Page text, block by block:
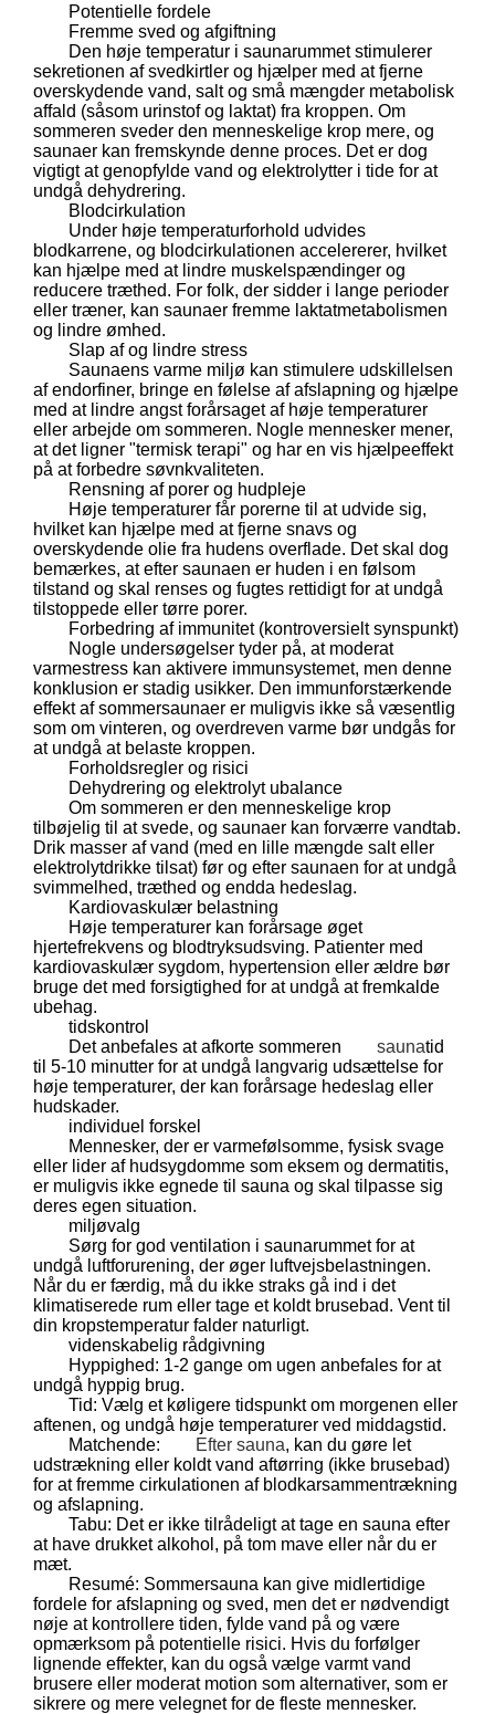
Potentielle fordele
Fremme sved og afgiftning
Den høje temperatur i saunarummet stimulerer
sekretionen af ​​svedkirtler og hjælper med at fjerne
overskydende vand, salt og små mængder metabolisk
affald (såsom urinstof og laktat) fra kroppen. Om
sommeren sveder den menneskelige krop mere, og
saunaer kan fremskynde denne proces. Det er dog
vigtigt at genopfylde vand og elektrolytter i tide for at
undgå dehydrering.
Blodcirkulation
Under høje temperaturforhold udvides
blodkarrene, og blodcirkulationen accelererer, hvilket
kan hjælpe med at lindre muskelspændinger og
reducere træthed. For folk, der sidder i lange perioder
eller træner, kan saunaer fremme laktatmetabolismen
og lindre ømhed.
Slap af og lindre stress
Saunaens varme miljø kan stimulere udskillelsen
af ​​endorfiner, bringe en følelse af afslapning og hjælpe
med at lindre angst forårsaget af høje temperaturer
eller arbejde om sommeren. Nogle mennesker mener,
at det ligner "termisk terapi" og har en vis hjælpeeffekt
på at forbedre søvnkvaliteten.
Rensning af porer og hudpleje
Høje temperaturer får porerne til at udvide sig,
hvilket kan hjælpe med at fjerne snavs og
overskydende olie fra hudens overflade. Det skal dog
bemærkes, at efter saunaen er huden i en følsom
tilstand og skal renses og fugtes rettidigt for at undgå
tilstoppede eller tørre porer.
Forbedring af immunitet (kontroversielt synspunkt)
Nogle undersøgelser tyder på, at moderat
varmestress kan aktivere immunsystemet, men denne
konklusion er stadig usikker. Den immunforstærkende
effekt af sommersaunaer er muligvis ikke så væsentlig
som om vinteren, og overdreven varme bør undgås for
at undgå at belaste kroppen.
Forholdsregler og risici
Dehydrering og elektrolyt ubalance
Om sommeren er den menneskelige krop
tilbøjelig til at svede, og saunaer kan forværre vandtab.
Drik masser af vand (med en lille mængde salt eller
elektrolytdrikke tilsat) før og efter saunaen for at undgå
svimmelhed, træthed og endda hedeslag.
Kardiovaskulær belastning
Høje temperaturer kan forårsage øget
hjertefrekvens og blodtryksudsving. Patienter med
kardiovaskulær sygdom, hypertension eller ældre bør
bruge det med forsigtighed for at undgå at fremkalde
ubehag.
tidskontrol
Det anbefales at afkorte sommeren
saunatid
til 5-10 minutter for at undgå langvarig udsættelse for
høje temperaturer, der kan forårsage hedeslag eller
hudskader.
individuel forskel
Mennesker, der er varmefølsomme, fysisk svage
eller lider af hudsygdomme som eksem og dermatitis,
er muligvis ikke egnede til sauna og skal tilpasse sig
deres egen situation.
miljøvalg
Sørg for god ventilation i saunarummet for at
undgå luftforurening, der øger luftvejsbelastningen.
Når du er færdig, må du ikke straks gå ind i det
klimatiserede rum eller tage et koldt brusebad. Vent til
din kropstemperatur falder naturligt.
videnskabelig rådgivning
Hyppighed: 1-2 gange om ugen anbefales for at
undgå hyppig brug.
Tid: Vælg et køligere tidspunkt om morgenen eller
aftenen, og undgå høje temperaturer ved middagstid.
Matchende:
Efter sauna, kan du gøre let
udstrækning eller koldt vand aftørring (ikke brusebad)
for at fremme cirkulationen af ​​blodkarsammentrækning
og afslapning.
Tabu: Det er ikke tilrådeligt at tage en sauna efter
at have drukket alkohol, på tom mave eller når du er
mæt.
Resumé: Sommersauna kan give midlertidige
fordele for afslapning og sved, men det er nødvendigt
nøje at kontrollere tiden, fylde vand på og være
opmærksom på potentielle risici. Hvis du forfølger
lignende effekter, kan du også vælge varmt vand
brusere eller moderat motion som alternativer, som er
sikrere og mere velegnet for de fleste mennesker.